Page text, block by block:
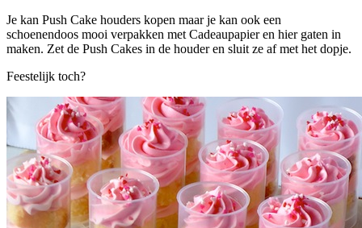
Je kan Push Cake houders kopen maar je kan ook een
schoenendoos mooi verpakken met Cadeaupapier en hier gaten in
maken. Zet de Push Cakes in de houder en sluit ze af met het dopje.
Feestelijk toch?